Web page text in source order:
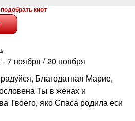
киот
7 ноября / 20 ноября
Благодатная Марие,
Ты в женах и
Твоего, яко Спаса родила еси